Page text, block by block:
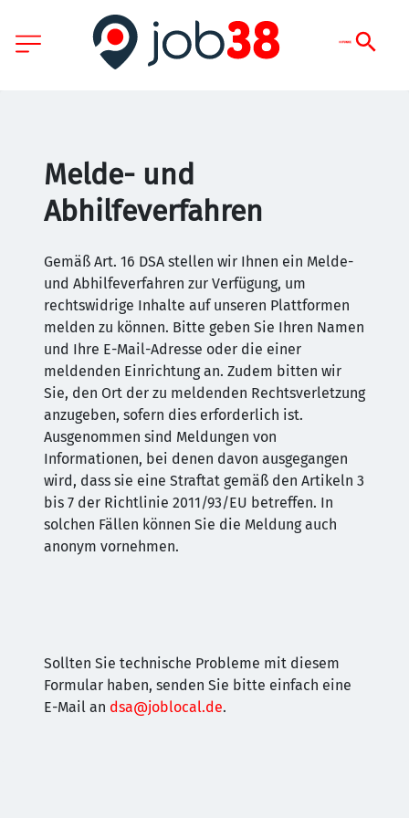
Melde- und
Abhilfeverfahren
Gemäß Art. 16 DSA stellen wir Ihnen ein Melde-
und Abhilfeverfahren zur Verfügung, um
rechtswidrige Inhalte auf unseren Plattformen
melden zu können. Bitte geben Sie Ihren Namen
und Ihre E-Mail-Adresse oder die einer
meldenden Einrichtung an. Zudem bitten wir
Sie, den Ort der zu meldenden Rechtsverletzung
anzugeben, sofern dies erforderlich ist.
Ausgenommen sind Meldungen von
Informationen, bei denen davon ausgegangen
wird, dass sie eine Straftat gemäß den Artikeln 3
bis 7 der Richtlinie 2011/93/EU betreffen. In
solchen Fällen können Sie die Meldung auch
anonym vornehmen.
Sollten Sie technische Probleme mit diesem
Formular haben, senden Sie bitte einfach eine
E-Mail an dsa@joblocal.de.